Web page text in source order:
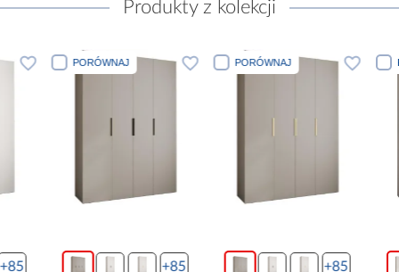
Produkty z kolekcji
PORÓWNAJ PORÓWNAJ